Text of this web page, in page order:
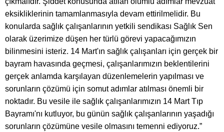
eksikliklerinin tamamlanmasıyla devam ettirilmelidir. Bu
konularda sağlık çalışanlarının yetkili sendikası Sağlık Sen
olarak üzerimize düşen her türlü görevi yapacağımızın
bilinmesini isteriz. 14 Mart'ın sağlık çalışanları için gerçek bir
bayram havasında geçmesi, çalışanlarımızın beklentilerini
gerçek anlamda karşılayan düzenlemelerin yapılması ve
sorunların çözümü için somut adımlar atılması önemli bir
noktadır. Bu vesile ile sağlık çalışanlarımızın 14 Mart Tıp
Bayramı'nı kutluyor, bu günün sağlık çalışanlarının yaşadığı
sorunların çözümüne vesile olmasını temenni ediyoruz.”